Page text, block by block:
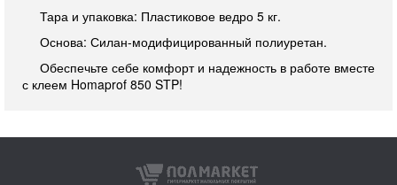
Тара и упаковка: Пластиковое ведро 5 кг.
Основа: Силан-модифицированный полиуретан.
Обеспечьте себе комфорт и надежность в работе вместе
с клеем Homaprof 850 STP!